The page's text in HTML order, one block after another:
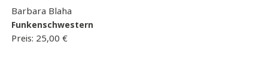
Barbara Blaha
Funkenschwestern
Preis: 25,00 €